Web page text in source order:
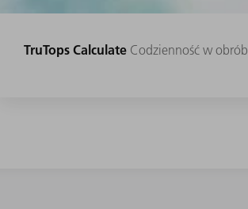
TruTops Calculate Codzienność w